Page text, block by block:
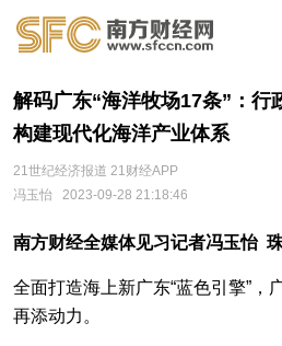
解码广东“海洋牧场17条”：行
构建现代化海洋产业体系
21世纪经济报道 21财经APP
冯玉怡
2023-09-28 21:18:46
南方财经全媒体见习记者冯玉怡
全面打造海上新广东“蓝色引擎”，
再添动力。